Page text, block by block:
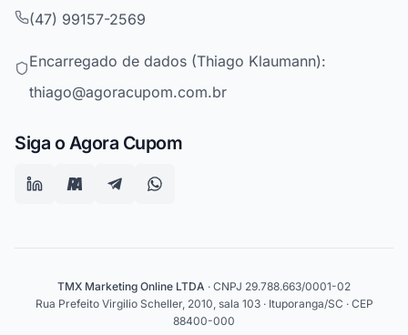
(47) 99157-2569
Encarregado de dados (Thiago Klaumann):
thiago@agoracupom.com.br
Siga o Agora Cupom
TMX Marketing Online LTDA · CNPJ 29.788.663/0001-02
Rua Prefeito Virgilio Scheller, 2010, sala 103 · Ituporanga/SC · CEP
88400-000